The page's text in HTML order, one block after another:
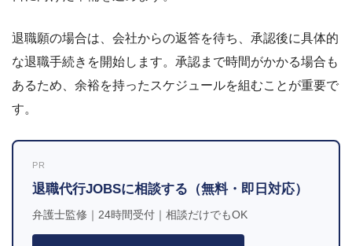
退職願の場合は、会社からの返答を待ち、承認後に具体的
な退職手続きを開始します。承認まで時間がかかる場合も
あるため、余裕を持ったスケジュールを組むことが重要で
す。
PR
退職代行JOBSに相談する（無料・即日対応）
弁護士監修｜24時間受付｜相談だけでもOK